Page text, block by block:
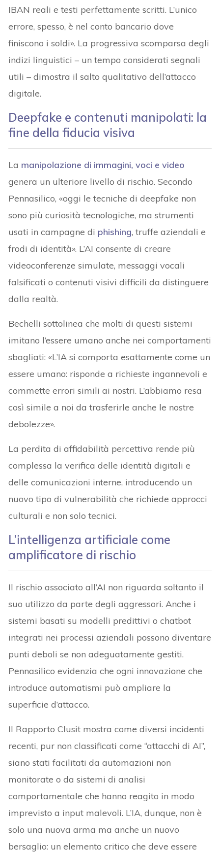
IBAN reali e testi perfettamente scritti. L’unico
errore, spesso, è nel conto bancario dove
finiscono i soldi». La progressiva scomparsa degli
indizi linguistici – un tempo considerati segnali
utili – dimostra il salto qualitativo dell’attacco
digitale.
Deepfake e contenuti manipolati: la
fine della fiducia visiva
La manipolazione di immagini, voci e video
genera un ulteriore livello di rischio. Secondo
Pennasilico, «oggi le tecniche di deepfake non
sono più curiosità tecnologiche, ma strumenti
usati in campagne di phishing, truffe aziendali e
frodi di identità». L’AI consente di creare
videoconferenze simulate, messaggi vocali
falsificati o contenuti visivi difficili da distinguere
dalla realtà.
Bechelli sottolinea che molti di questi sistemi
imitano l’essere umano anche nei comportamenti
sbagliati: «L’IA si comporta esattamente come un
essere umano: risponde a richieste ingannevoli e
commette errori simili ai nostri. L’abbiamo resa
così simile a noi da trasferirle anche le nostre
debolezze».
La perdita di affidabilità percettiva rende più
complessa la verifica delle identità digitali e
delle comunicazioni interne, introducendo un
nuovo tipo di vulnerabilità che richiede approcci
culturali e non solo tecnici.
L’intelligenza artificiale come
amplificatore di rischio
Il rischio associato all’AI non riguarda soltanto il
suo utilizzo da parte degli aggressori. Anche i
sistemi basati su modelli predittivi o chatbot
integrati nei processi aziendali possono diventare
punti deboli se non adeguatamente gestiti.
Pennasilico evidenzia che ogni innovazione che
introduce automatismi può ampliare la
superficie d’attacco.
Il Rapporto Clusit mostra come diversi incidenti
recenti, pur non classificati come “attacchi di AI”,
siano stati facilitati da automazioni non
monitorate o da sistemi di analisi
comportamentale che hanno reagito in modo
imprevisto a input malevoli. L’IA, dunque, non è
solo una nuova arma ma anche un nuovo
bersaglio: un elemento critico che deve essere